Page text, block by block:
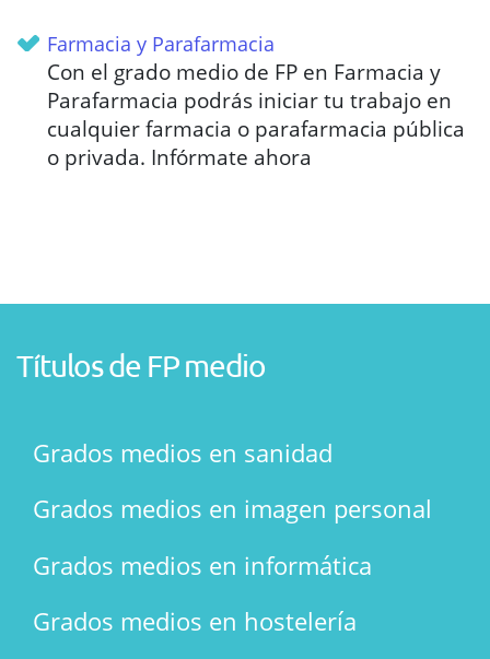
Farmacia y Parafarmacia
Con el grado medio de FP en Farmacia y
Parafarmacia podrás iniciar tu trabajo en
cualquier farmacia o parafarmacia pública
o privada. Infórmate ahora
Títulos de FP medio
Grados medios en sanidad
Grados medios en imagen personal
Grados medios en informática
Grados medios en hostelería